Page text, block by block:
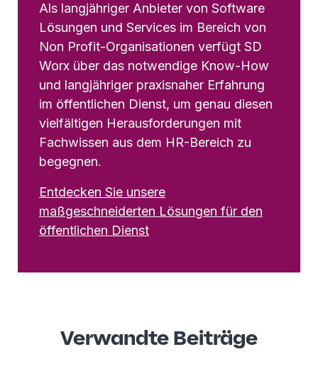
Als langjähriger Anbieter von Software
Lösungen und Services im Bereich von
Non Profit-Organisationen verfügt SD
Worx über das notwendige Know-How
und langjähriger praxisnaher Erfahrung
im öffentlichen Dienst, um genau diesen
vielfältigen Herausforderungen mit
Fachwissen aus dem HR-Bereich zu
begegnen.
Entdecken Sie unsere
maßgeschneiderten Lösungen für den
öffentlichen Dienst
Verwandte Beiträge